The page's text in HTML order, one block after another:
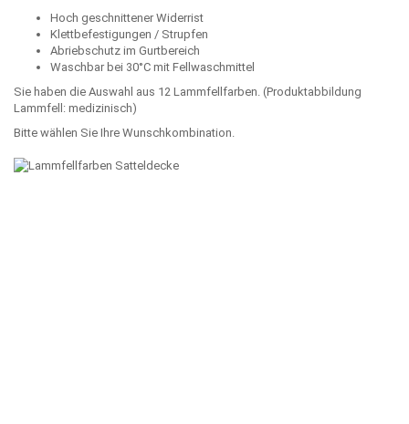
Hoch geschnittener Widerrist
Klettbefestigungen / Strupfen
Abriebschutz im Gurtbereich
Waschbar bei 30°C mit Fellwaschmittel
Sie haben die Auswahl aus 12 Lammfellfarben. (Produktabbildung
Lammfell: medizinisch)
Bitte wählen Sie Ihre Wunschkombination.